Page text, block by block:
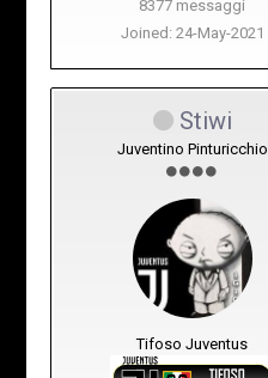
8377 messaggi
Joined: 24-May-2021
Stiwi
Juventino Pinturicchio
Tifoso Juventus